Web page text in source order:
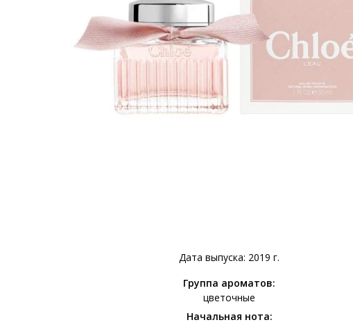
Дата выпуска: 2019 г.
Группа ароматов:
цветочные
Начальная нота: